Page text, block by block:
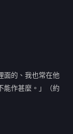
面的、我也常在他
能作甚麼。」（約